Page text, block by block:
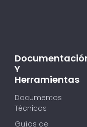
Y
Herramientas
Documentos
Técnicos
Guías de